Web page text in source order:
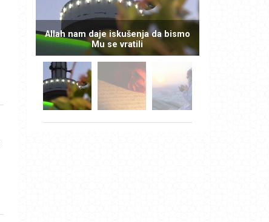
Allah nam daje iskušenja da bismo
Mu se vratili